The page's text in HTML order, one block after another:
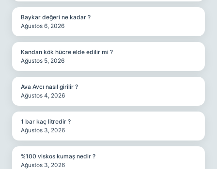
Baykar değeri ne kadar ?
Ağustos 6, 2026
Kandan kök hücre elde edilir mi ?
Ağustos 5, 2026
Ava Avcı nasıl girilir ?
Ağustos 4, 2026
1 bar kaç litredir ?
Ağustos 3, 2026
%100 viskos kumaş nedir ?
Ağustos 3, 2026